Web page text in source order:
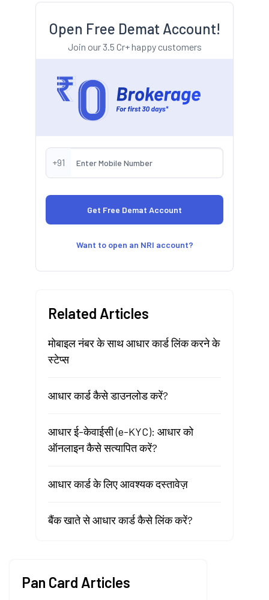
Open Free Demat Account!
Join our 3.5 Cr+ happy customers
+91
Want to open an NRI account?
Related Articles
मोबाइल नंबर के साथ आधार कार्ड लिंक करने के
स्टेप्स
आधार कार्ड कैसे डाउनलोड करें?
आधार ई-केवाईसी (e-KYC): आधार को
ऑनलाइन कैसे सत्यापित करें?
आधार कार्ड के लिए आवश्यक दस्तावेज़
बैंक खाते से आधार कार्ड कैसे लिंक करें?
Pan Card Articles